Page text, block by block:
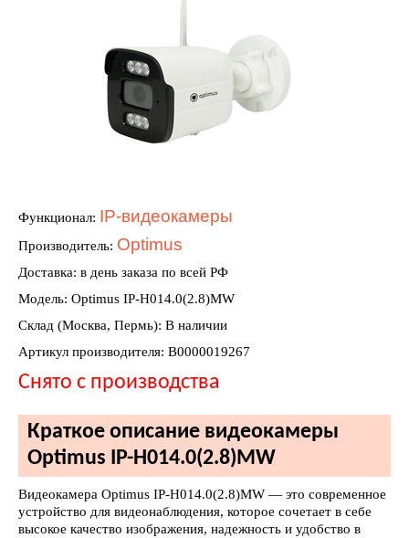
Функционал: IP-видеокамеры
Производитель: Optimus
Доставка: в день заказа по всей РФ
Модель: Optimus IP-H014.0(2.8)MW
Склад (Москва, Пермь): В наличии
Артикул производителя: В0000019267
Снято с производства
Краткое описание видеокамеры
Optimus IP-H014.0(2.8)MW
Видеокамера Optimus IP-H014.0(2.8)MW — это современное
устройство для видеонаблюдения, которое сочетает в себе
высокое качество изображения, надежность и удобство в